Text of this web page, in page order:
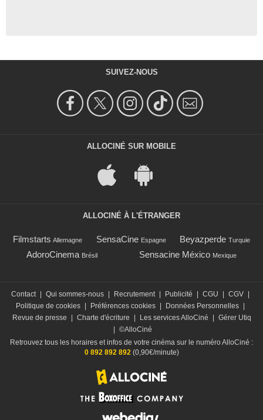
SUIVEZ-NOUS
ALLOCINÉ SUR MOBILE
ALLOCINÉ À L'ÉTRANGER
Filmstarts Allemagne SensaCine Espagne Beyazperde Turquie
AdoroCinema Brésil Sensacine México Mexique
Contact Qui sommes-nous Recrutement Publicité CGU CGV
Politique de cookies
Préférences cookies Données Personnelles
Revue de presse
Charte d'écriture Les services AlloCiné
Gérer Utiq
©AlloCiné
Retrouvez tous les horaires et infos de votre cinéma sur le numéro AlloCiné :
0 892 892 892(0,90€/minute)